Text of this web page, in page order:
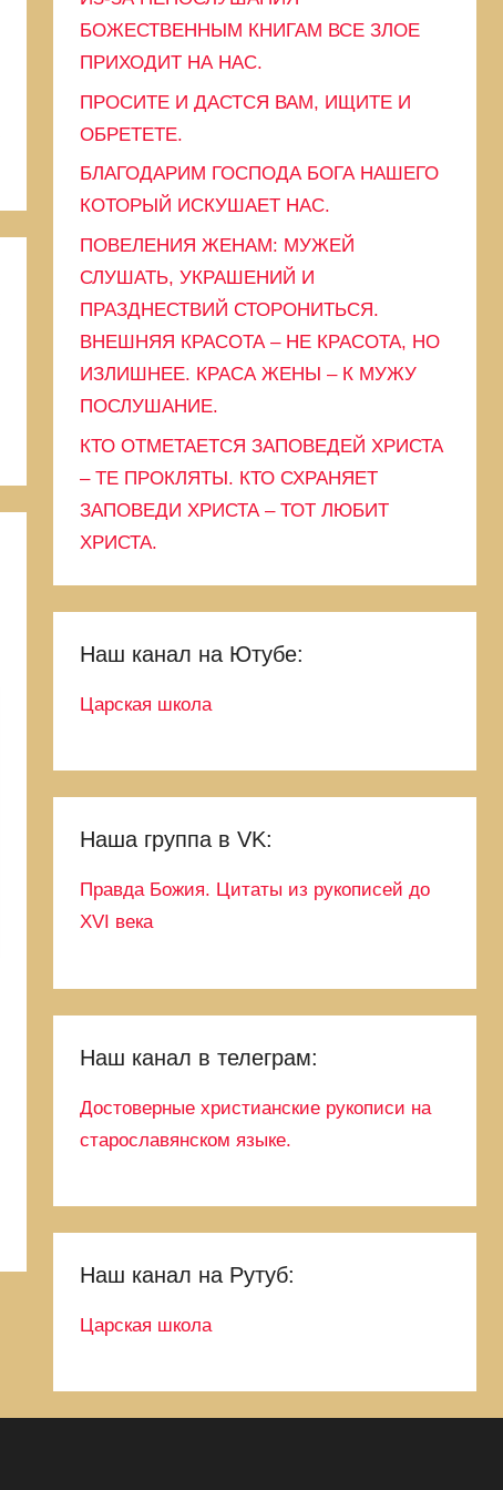
и
БОЖЕСТВЕННЫМ КНИГАМ ВСЕ ЗЛОЕ
ПРИХОДИТ НА НАС.
ПРОСИТЕ И ДАСТСЯ ВАМ, ИЩИТЕ И
ОБРЕТЕТЕ.
БЛАГОДАРИМ ГОСПОДА БОГА НАШЕГО
КОТОРЫЙ ИСКУШАЕТ НАС.
ПОВЕЛЕНИЯ ЖЕНАМ: МУЖЕЙ
СЛУШАТЬ, УКРАШЕНИЙ И
ПРАЗДНЕСТВИЙ СТОРОНИТЬСЯ.
ВНЕШНЯЯ КРАСОТА – НЕ КРАСОТА, НО
ИЗЛИШНЕЕ. КРАСА ЖЕНЫ – К МУЖУ
ПОСЛУШАНИЕ.
КТО ОТМЕТАЕТСЯ ЗАПОВЕДЕЙ ХРИСТА
– ТЕ ПРОКЛЯТЫ. КТО СХРАНЯЕТ
ЗАПОВЕДИ ХРИСТА – ТОТ ЛЮБИТ
ХРИСТА.
Наш канал на Ютубе:
Царская школа
Наша группа в VK:
Правда Божия. Цитаты из рукописей до
XVI века
Наш канал в телеграм:
Достоверные христианские рукописи на
старославянском языке.
Наш канал на Рутуб:
Царская школа